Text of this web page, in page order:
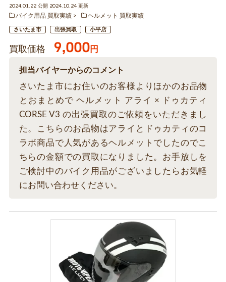
2024.01.22 公開 2024.10.24 更新
バイク用品 買取実績
ヘルメット 買取実績
さいたま市 出張買取 小平店
買取価格 9,000円
担当バイヤーからのコメント
さいたま市にお住いのお客様よりほかのお品物
とおまとめで ヘルメット アライ × ドゥカティ
CORSE V3 の出張買取のご依頼をいただきまし
た。こちらのお品物はアライとドゥカティのコ
ラボ商品で人気があるヘルメットでしたのでこ
ちらの金額での買取になりました。お手放しを
ご検討中のバイク用品がございましたらお気軽
にお問い合わせください。